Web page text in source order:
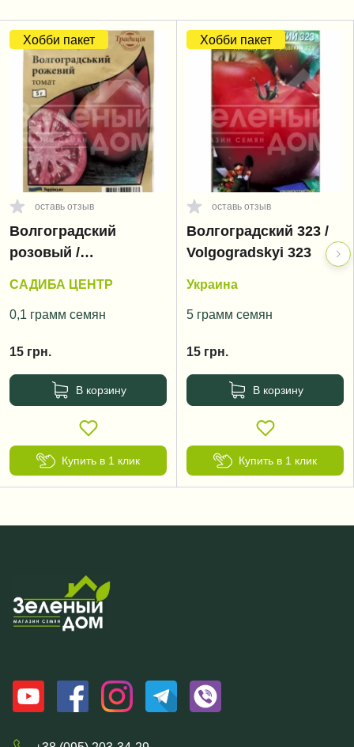
Хобби пакет
оставь отзыв
Волгоградский
розовый /
САДИБА ЦЕНТР
0,1 грамм семян
15 грн.
В корзину
Купить в 1 клик
Хобби пакет
оставь отзыв
Волгоградский 323 /
Volgogradskyi 323
Украина
5 грамм семян
15 грн.
В корзину
Купить в 1 клик